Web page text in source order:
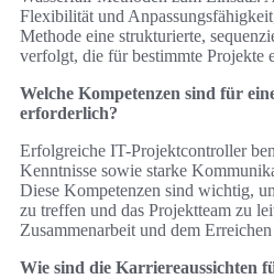
Flexibilität und
Methode eine strukturierte,
verfolgt, die für bestimmte Projekte
Welche Kompetenzen sind für
erforderlich?
Erfolgreiche IT-Projektcontroller
Kenntnisse sowie starke
Diese Kompetenzen sind wichtig,
zu treffen und das Projektteam zu
Zusammenarbeit und dem
Wie sind die Karriereaussichten